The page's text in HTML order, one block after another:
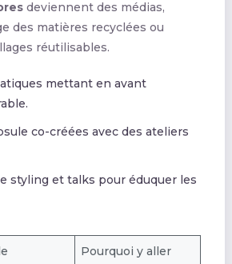
deviennent des médias,
des matières recyclées ou
réutilisables.
mettant en avant
co-créées avec des ateliers
styling et talks pour éduquer les
Pourquoi y aller